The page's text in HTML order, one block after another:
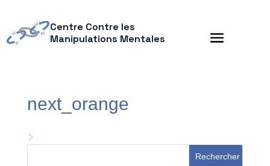
Centre Contre les
Manipulations Mentales
next_orange